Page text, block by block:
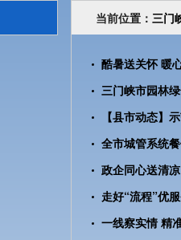
当前位置： 三门
全市城管系统
政企同心送清